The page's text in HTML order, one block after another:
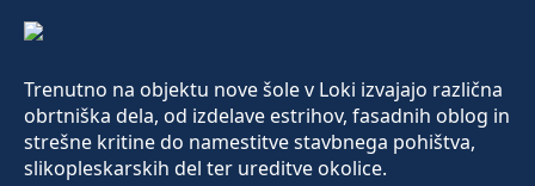
Trenutno na objektu nove šole v Loki izvajajo različna
obrtniška dela, od izdelave estrihov, fasadnih oblog in
strešne kritine do namestitve stavbnega pohištva,
slikopleskarskih del ter ureditve okolice.